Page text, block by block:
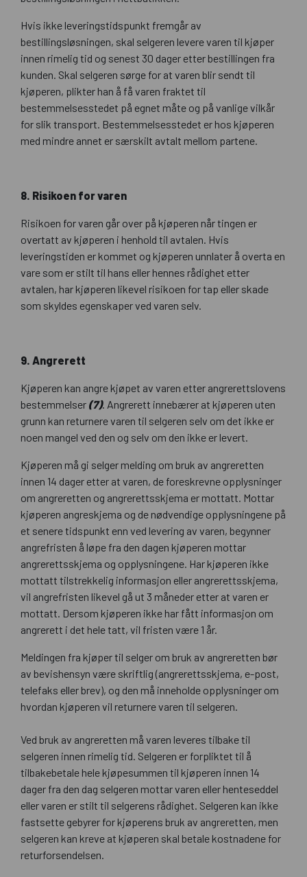
Hvis ikke leveringstidspunkt fremgår av
bestillingsløsningen, skal selgeren levere varen til kjøper
innen rimelig tid og senest 30 dager etter bestillingen fra
kunden. Skal selgeren sørge for at varen blir sendt til
kjøperen, plikter han å få varen fraktet til
bestemmelsesstedet på egnet måte og på vanlige vilkår
for slik transport. Bestemmelsesstedet er hos kjøperen
med mindre annet er særskilt avtalt mellom partene.
8. Risikoen for varen
Risikoen for varen går over på kjøperen når tingen er
overtatt av kjøperen i henhold til avtalen. Hvis
leveringstiden er kommet og kjøperen unnlater å overta en
vare som er stilt til hans eller hennes rådighet etter
avtalen, har kjøperen likevel risikoen for tap eller skade
som skyldes egenskaper ved varen selv.
9. Angrerett
Kjøperen kan angre kjøpet av varen etter angrerettslovens
bestemmelser (7). Angrerett innebærer at kjøperen uten
grunn kan returnere varen til selgeren selv om det ikke er
noen mangel ved den og selv om den ikke er levert.
Kjøperen må gi selger melding om bruk av angreretten
innen 14 dager etter at varen, de foreskrevne opplysninger
om angreretten og angrerettsskjema er mottatt. Mottar
kjøperen angreskjema og de nødvendige opplysningene på
et senere tidspunkt enn ved levering av varen, begynner
angrefristen å løpe fra den dagen kjøperen mottar
angrerettsskjema og opplysningene. Har kjøperen ikke
mottatt tilstrekkelig informasjon eller angrerettsskjema,
vil angrefristen likevel gå ut 3 måneder etter at varen er
mottatt. Dersom kjøperen ikke har fått informasjon om
angrerett i det hele tatt, vil fristen være 1 år.
Meldingen fra kjøper til selger om bruk av angreretten bør
av bevishensyn være skriftlig (angrerettsskjema, e-post,
telefaks eller brev), og den må inneholde opplysninger om
hvordan kjøperen vil returnere varen til selgeren.
Ved bruk av angreretten må varen leveres tilbake til
selgeren innen rimelig tid. Selgeren er forpliktet til å
tilbakebetale hele kjøpesummen til kjøperen innen 14
dager fra den dag selgeren mottar varen eller henteseddel
eller varen er stilt til selgerens rådighet. Selgeren kan ikke
fastsette gebyrer for kjøperens bruk av angreretten, men
selgeren kan kreve at kjøperen skal betale kostnadene for
returforsendelsen.